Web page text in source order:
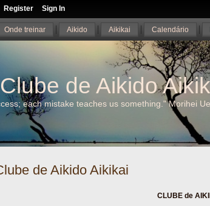
Onde treinar Aikido Aikikai Calendário
de Aikido
each mistake teaches us something." Morihei
de Aikido Aikikai
CLUBE de
Register Sign In